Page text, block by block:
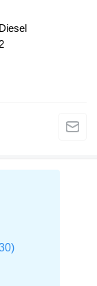
Diesel